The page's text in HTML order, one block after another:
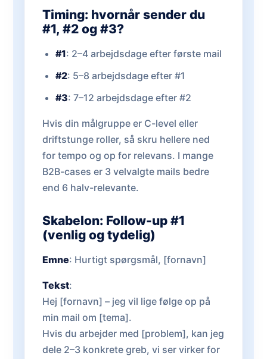
Timing: hvornår sender du
#1, #2 og #3?
#1: 2–4 arbejdsdage efter første mail
#2: 5–8 arbejdsdage efter #1
#3: 7–12 arbejdsdage efter #2
Hvis din målgruppe er C-level eller
driftstunge roller, så skru hellere ned
for tempo og op for relevans. I mange
B2B-cases er 3 velvalgte mails bedre
end 6 halv-relevante.
Skabelon: Follow-up #1
(venlig og tydelig)
Emne: Hurtigt spørgsmål, [fornavn]
Tekst:
Hej [fornavn] – jeg vil lige følge op på
min mail om [tema].
Hvis du arbejder med [problem], kan jeg
dele 2–3 konkrete greb, vi ser virker for